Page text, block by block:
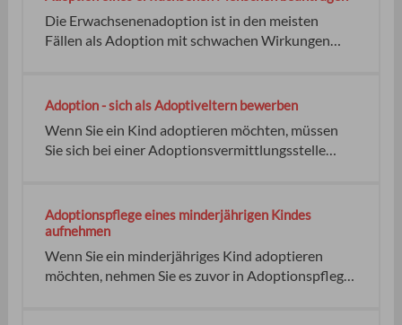
benötigen, können Sie diese beantragen. keine
keine keine keine keiner
Die Erwachsenenadoption ist in den meisten
Fällen als Adoption mit schwachen Wirkungen
nicht aber Neffen oder Nichten von dessen
Geschwistern. Dies kann beispielsweise
anzunehmen sein, wenn keine keiner
Adoption - sich als Adoptiveltern bewerben
Wenn Sie ein Kind adoptieren möchten, müssen
Sie sich bei einer Adoptionsvermittlungsstelle
Adoptionsvermittlungsstellen der Jugendämter
und in freier Trägerschaft Keine In der Regel:
Adoptionspflege eines minderjährigen Kindes
aufnehmen
Wenn Sie ein minderjähriges Kind adoptieren
möchten, nehmen Sie es zuvor in Adoptionspflege.